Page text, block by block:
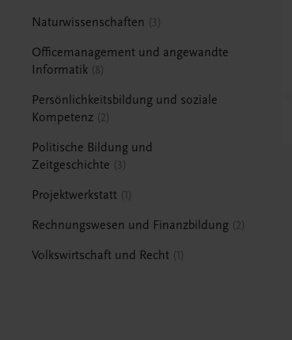
Naturwissenschaften 3
Officemanagement und angewandte
Informatik 8
Persönlichkeitsbildung und soziale
Kompetenz 2
Politische Bildung und
Zeitgeschichte
3
Projektwerkstatt 1
Rechnungswesen und Finanzbildung 2
Volkswirtschaft und Recht 1